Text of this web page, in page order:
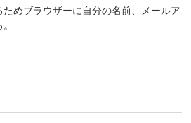
めブラウザーに自分の名前、メールア